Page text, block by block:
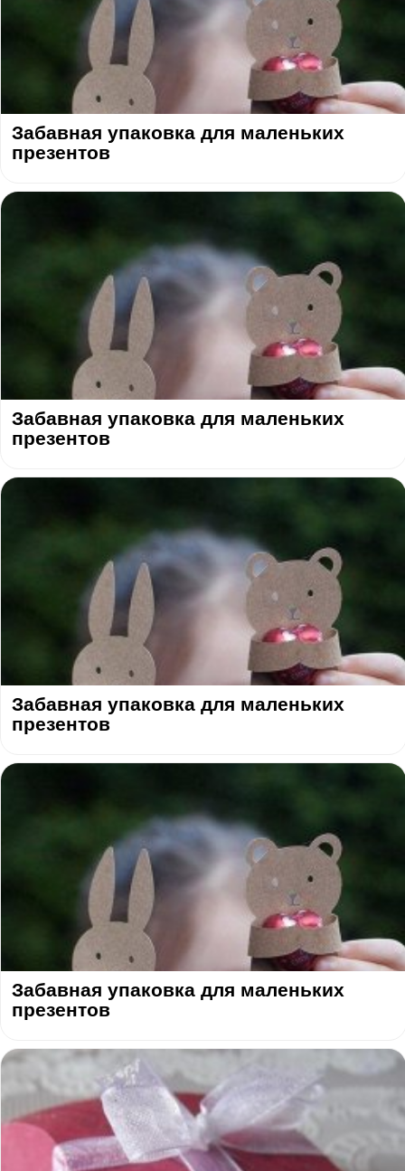
Забавная упаковка для маленьких
презентов
Забавная упаковка для маленьких
презентов
Забавная упаковка для маленьких
презентов
Забавная упаковка для маленьких
презентов